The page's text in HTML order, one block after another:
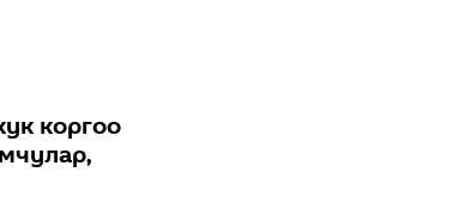
коргоо